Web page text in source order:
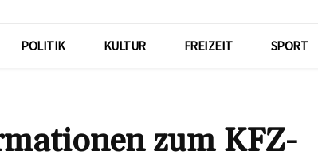
POLITIK KULTUR FREIZEIT SPORT
zum KFZ-